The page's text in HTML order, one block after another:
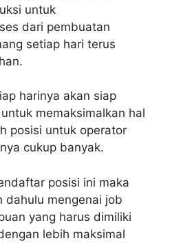
untuk
dari pembuatan
setiap hari terus
harinya akan siap
memaksimalkan hal
posisi untuk operator
cukup banyak.
posisi ini maka
dahulu mengenai job
yang harus dimiliki
lebih maksimal